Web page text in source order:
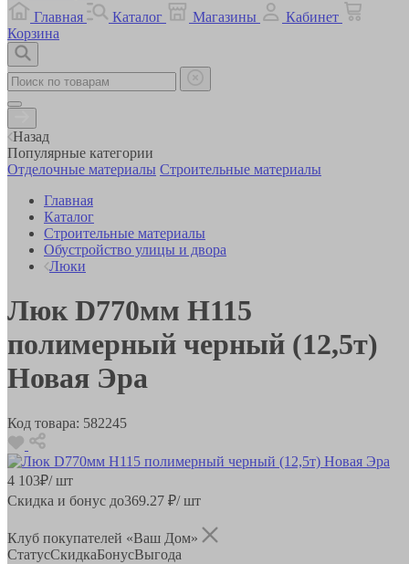
Главная
Каталог Магазины
Кабинет
Корзина
Назад
Популярные категории
Отделочные материалы Строительные материалы
Главная
Каталог
Строительные материалы
Обустройство улицы и двора
Люки
Люк D770мм H115
полимерный черный (12,5т)
Новая Эра
Код товара: 582245
4 103₽/ шт
Скидка и бонус до369.27 ₽/ шт
Клуб покупателей «Ваш Дом»
СтатусСкидкаБонусВыгода